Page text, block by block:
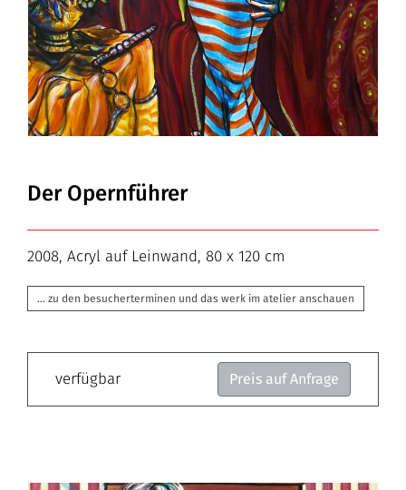
Der Opernführer
2008, Acryl auf Leinwand, 80 x 120 cm
… zu den besucherterminen und das werk im atelier anschauen
verfügbar Preis auf Anfrage